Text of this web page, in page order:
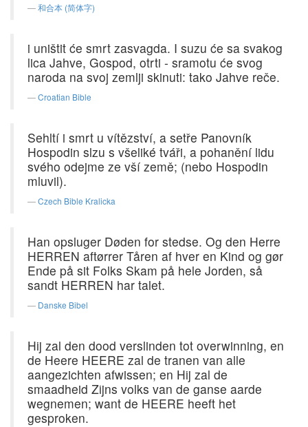
和合本 (简体字)
i uništit će smrt zasvagda. I suzu će sa svakog
lica Jahve, Gospod, otrti - sramotu će svog
naroda na svoj zemlji skinuti: tako Jahve reče.
Croatian Bible
Sehltí i smrt u vítězství, a setře Panovník
Hospodin slzu s všeliké tváři, a pohanění lidu
svého odejme ze vší země; (nebo Hospodin
mluvil).
Czech Bible Kralicka
Han opsluger Døden for stedse. Og den Herre
HERREN aftørrer Tåren af hver en Kind og gør
Ende på sit Folks Skam på hele Jorden, så
sandt HERREN har talet.
Danske Bibel
Hij zal den dood verslinden tot overwinning, en
de Heere HEERE zal de tranen van alle
aangezichten afwissen; en Hij zal de
smaadheid Zijns volks van de ganse aarde
wegnemen; want de HEERE heeft het
gesproken.